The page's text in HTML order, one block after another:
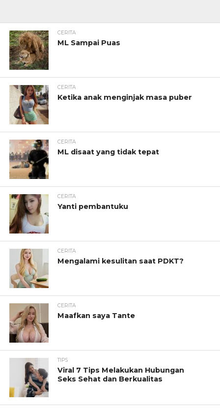
CERITA
ML Sampai Puas
CERITA
Ketika anak menginjak masa puber
CERITA
ML disaat yang tidak tepat
CERITA
Yanti pembantuku
CERITA
Mengalami kesulitan saat PDKT?
CERITA
Maafkan saya Tante
TIPS
Viral 7 Tips Melakukan Hubungan
Seks Sehat dan Berkualitas